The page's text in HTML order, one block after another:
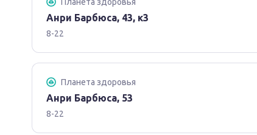
Анри Барбюса, 43, к3
8-22
Планета здоровья
Анри Барбюса, 53
8-22